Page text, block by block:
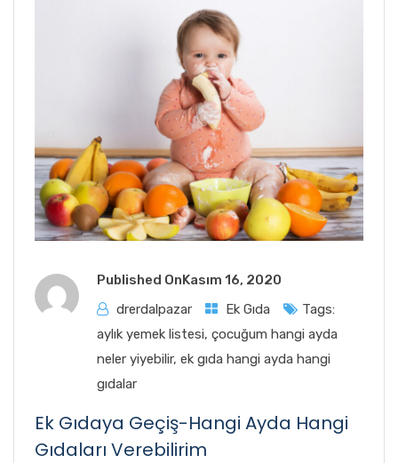
Published OnKasım 16, 2020
drerdalpazar
Ek Gıda
Tags:
aylık yemek listesi, çocuğum hangi ayda
neler yiyebilir, ek gıda hangi ayda hangi
gıdalar
Ek Gıdaya Geçiş-Hangi Ayda Hangi
Gıdaları Verebilirim